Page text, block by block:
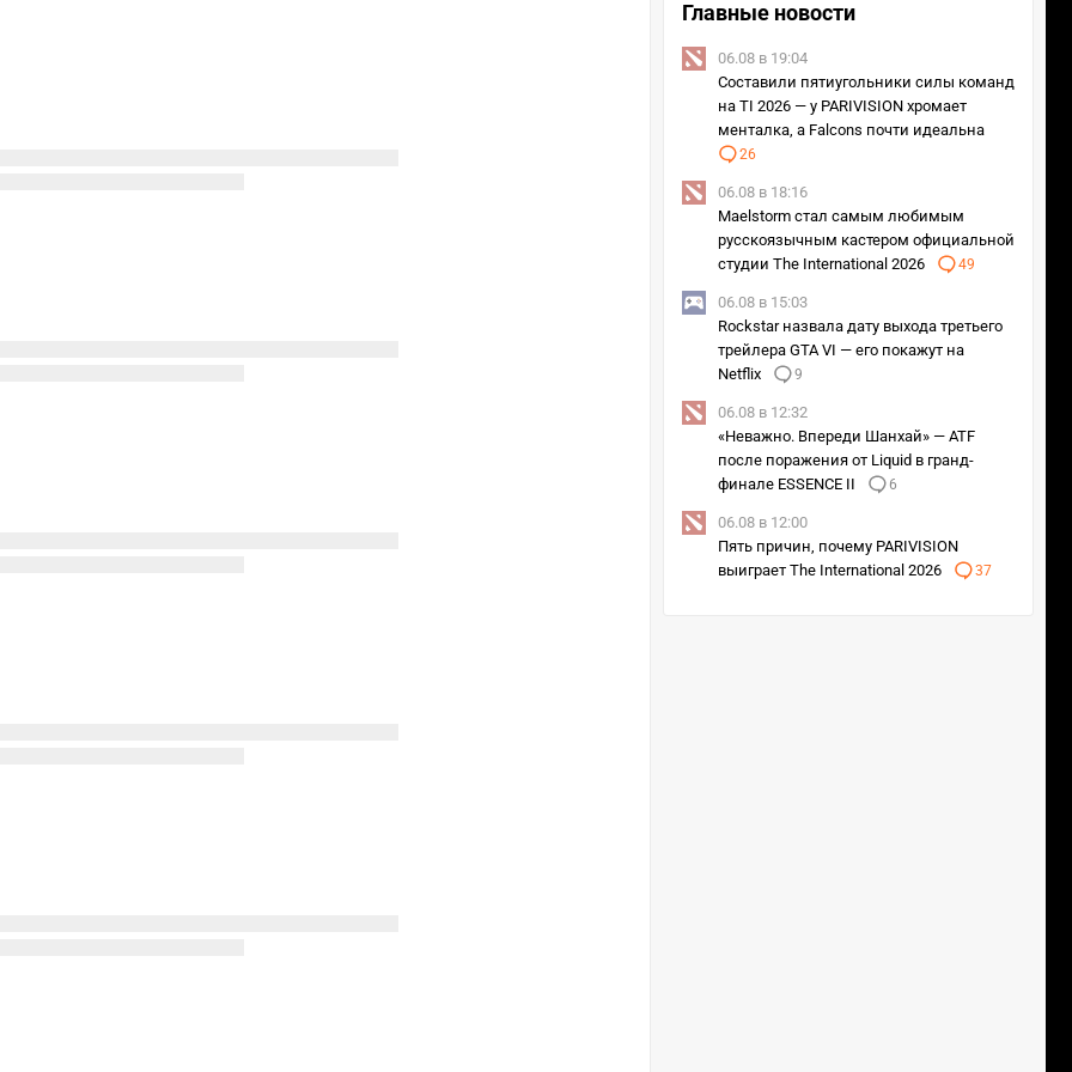
Главные новости
06.08 в 19:04
Составили пятиугольники силы команд
на TI 2026 — у PARIVISION хромает
менталка, а Falcons почти идеальна
26
06.08 в 18:16
Maelstorm стал самым любимым
русскоязычным кастером официальной
студии The International 2026
49
06.08 в 15:03
Rockstar назвала дату выхода третьего
трейлера GTA VI — его покажут на
Netflix
9
06.08 в 12:32
«Неважно. Впереди Шанхай» — ATF
после поражения от Liquid в гранд-
финале ESSENCE II
6
06.08 в 12:00
Пять причин, почему PARIVISION
выиграет The International 2026
37